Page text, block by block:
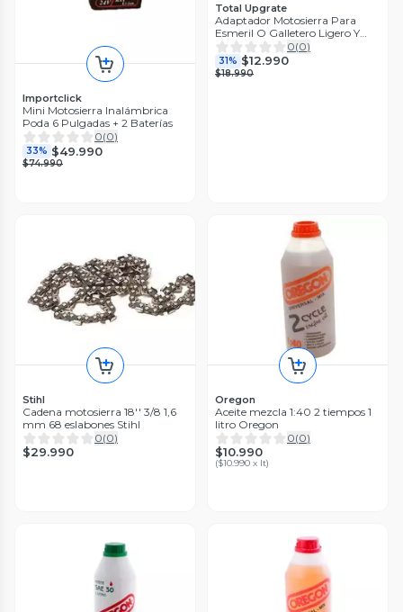
Importclick
Mini Motosierra Inalámbrica
Poda 6 Pulgadas + 2 Baterías
0(0)
33% $49.990
$74.990
Total Upgrate
Adaptador Motosierra Para
Esmeril O Galletero Ligero Y
Portatil
0(0)
31% $12.990
$18.990
Stihl
Cadena motosierra 18'' 3/8 1,6
mm 68 eslabones Stihl
0(0)
$29.990
Oregon
Aceite mezcla 1:40 2 tiempos 1
litro Oregon
0(0)
$10.990
($10.990 x lt)